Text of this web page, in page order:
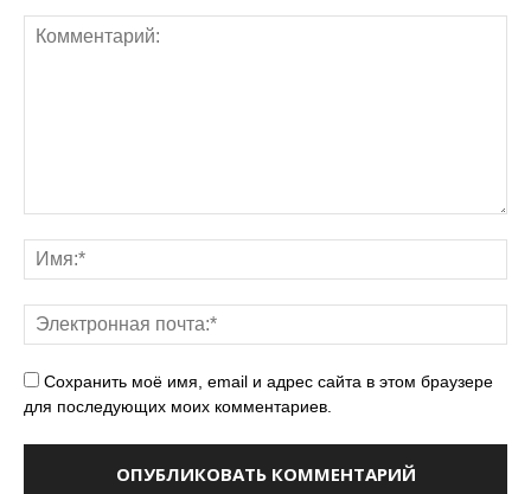
Сохранить моё имя, email и адрес сайта в этом браузере
для последующих моих комментариев.